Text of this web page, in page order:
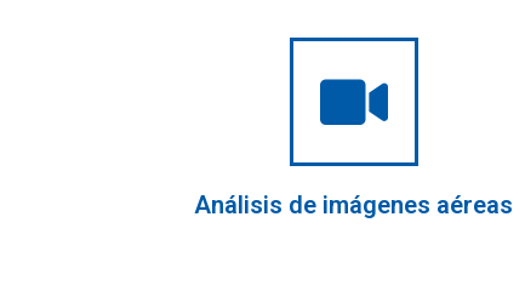
Análisis de imágenes aéreas